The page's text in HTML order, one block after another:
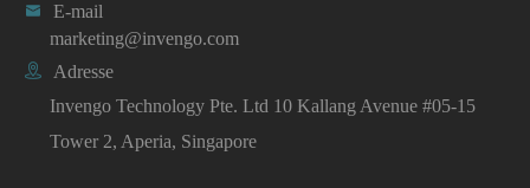

E-mail
marketing@invengo.com

Adresse
Invengo Technology Pte. Ltd 10 Kallang Avenue #05-15
Tower 2, Aperia, Singapore